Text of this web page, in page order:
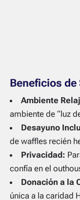
Beneficios
Ambiente
ambiente de “luz
Desayuno
de waffles recién
Privacidad:
confía en el
Donación a la
única a la caridad